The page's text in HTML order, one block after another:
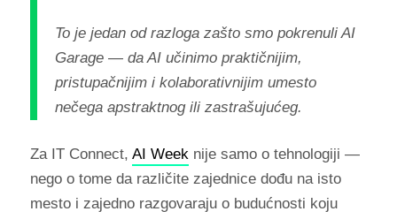
To je jedan od razloga zašto smo pokrenuli AI
Garage — da AI učinimo praktičnijim,
pristupačnijim i kolaborativnijim umesto
nečega apstraktnog ili zastrašujućeg.
Za IT Connect, AI Weeknije samo o tehnologiji —
nego o tome da različite zajednice dođu na isto
mesto i zajedno razgovaraju o budućnosti koju